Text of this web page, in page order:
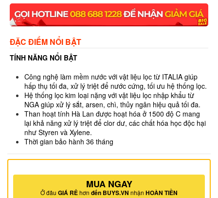
ĐẶC ĐIỂM NỔI BẬT
TÍNH NĂNG NỔI BẬT
Công nghệ làm mềm nước với vật liệu lọc từ ITALIA giúp
hấp thụ tối đa, xử lý triệt để nước cứng, tối ưu hệ thống lọc.
Hệ thống lọc kim loại nặng với vật liệu lọc nhập khẩu từ
NGA giúp xử lý sắt, arsen, chì, thủy ngân hiệu quả tối đa.
Than hoạt tính Hà Lan được hoạt hóa ở 1500 độ C mang
lại khả năng xử lý triệt để clor dư, các chất hóa học độc hại
như Styren và Xylene.
Thời gian bảo hành 36 tháng
MUA NGAY
Ở đâu GIÁ RẺhơn đến BUYS.VN nhận HOÀN TIỀN